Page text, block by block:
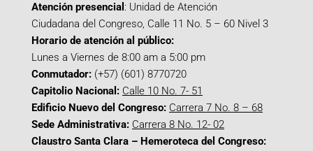
Atención presencial : Unidad de Atención
Ciudadana del Congreso, Calle 11 No. 5 – 60 Nivel 3
Horario de atención al público:
Lunes a Viernes de 8:00 am a 5:00 pm
Conmutador: (+57) (601) 8770720
Capitolio Nacional: Calle 10 No. 7- 51
Edificio Nuevo del Congreso: Carrera 7 No. 8 – 68
Sede Administrativa: Carrera 8 No. 12- 02
Claustro Santa Clara – Hemeroteca del Congreso: